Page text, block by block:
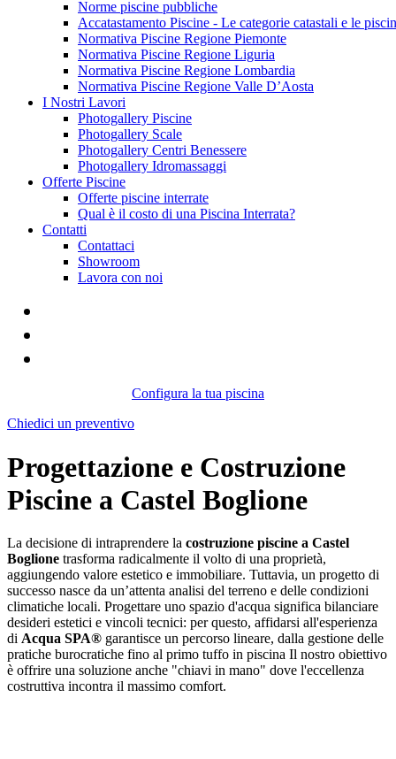
Norme piscine pubbliche
Accatastamento Piscine - Le categorie catastali e le
Normativa Piscine Regione Piemonte
Normativa Piscine Regione Liguria
Normativa Piscine Regione Lombardia
Normativa Piscine Regione Valle D’Aosta
I Nostri Lavori
Photogallery Piscine
Photogallery Scale
Photogallery Centri Benessere
Photogallery Idromassaggi
Offerte Piscine
Offerte piscine interrate
Qual è il costo di una Piscina Interrata?
Contatti
Contattaci
Showroom
Lavora con noi
Configura la tua piscina
Chiedici un preventivo
Progettazione e Costruzione
Piscine a Castel Boglione
La decisione di intraprendere la costruzione piscine a Castel
Boglione trasforma radicalmente il volto di una proprietà,
aggiungendo valore estetico e immobiliare. Tuttavia, un progetto di
successo nasce da un’attenta analisi del terreno e delle condizioni
climatiche locali. Progettare uno spazio d'acqua significa bilanciare
desideri estetici e vincoli tecnici: per questo, affidarsi all'esperienza
di Acqua SPA® garantisce un percorso lineare, dalla gestione delle
pratiche burocratiche fino al primo tuffo in piscina Il nostro obiettivo
è offrire una soluzione anche "chiavi in mano" dove l'eccellenza
costruttiva incontra il massimo comfort.